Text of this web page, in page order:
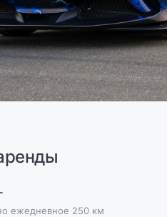
ежедневное 250 км